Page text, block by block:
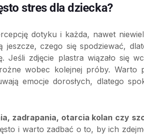
stres dla dziecka?
dotyku i każda, nawet
jeszcze, czego się spodziewać,
Jeśli zdjęcie plastra wiązało się
wobec kolejnej próby. Warto
emocje dorosłych, dlatego
zadrapania, otarcia kolan czy
i warto zadbać o to, by ich